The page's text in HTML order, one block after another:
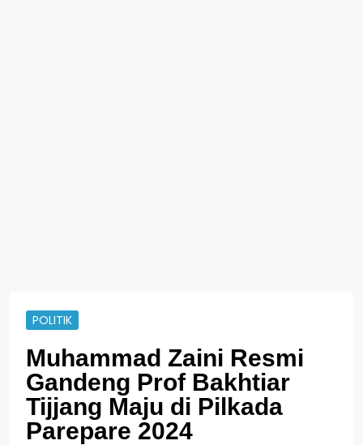
POLITIK
Muhammad Zaini Resmi
Gandeng Prof Bakhtiar
Tijjang Maju di Pilkada
Parepare 2024